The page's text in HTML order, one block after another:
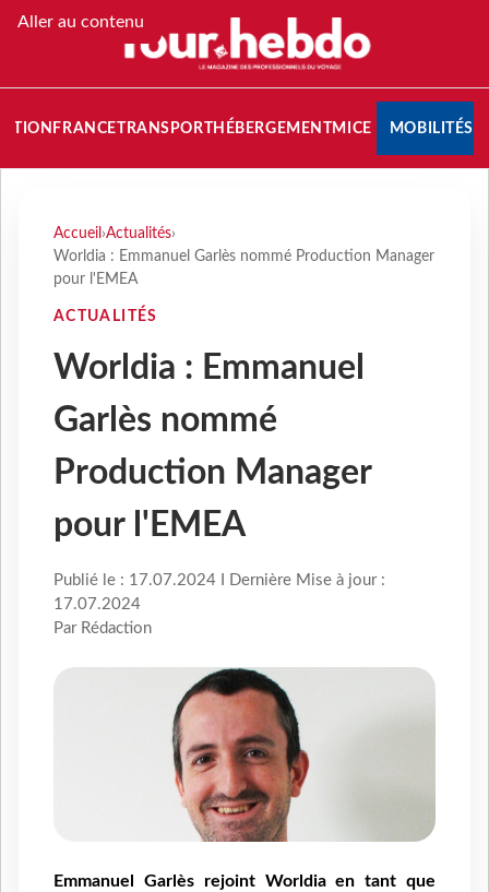
Aller au contenu
FRANCETRANSPORT HÉBERGEMENTMICE MOBILITÉS
Accueil ›Actualités›
Worldia : Emmanuel Garlès nommé Production Manager
pour l'EMEA
ACTUALITÉS
Worldia : Emmanuel
Garlès nommé
Production Manager
pour l'EMEA
Publié le : 17.07.2024 I Dernière Mise à jour :
17.07.2024
Par Rédaction
Emmanuel Garlès rejoint Worldia en tant que